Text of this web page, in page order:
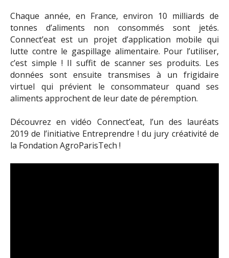
Chaque année, en France, environ 10 milliards de
tonnes d’aliments non consommés sont jetés.
Connect’eat est un projet d’application mobile qui
lutte contre le gaspillage alimentaire. Pour l’utiliser,
c’est simple ! Il suffit de scanner ses produits. Les
données sont ensuite transmises à un frigidaire
virtuel qui prévient le consommateur quand ses
aliments approchent de leur date de péremption.
Découvrez en vidéo Connect’eat, l’un des lauréats
2019 de l’initiative Entreprendre ! du jury créativité de
la Fondation AgroParisTech !